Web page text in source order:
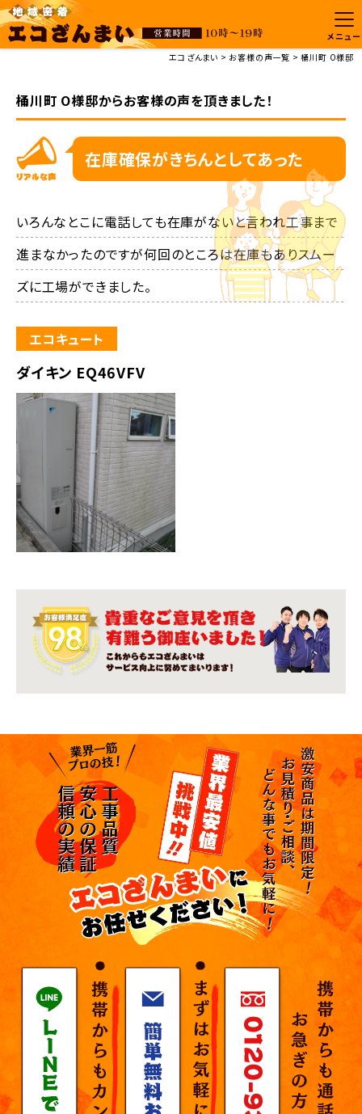
メニュー
エコざんまい
お客様の声一覧 桶川町 O様邸
桶川町 O様邸からお客様の声を頂きました！
在庫確保がきちんとしてあった
いろんなとこに電話しても在庫がないと言われ工事まで
進まなかったのですが何回のところは在庫もありスムー
ズに工場ができました。
エコキュート
ダイキン EQ46VFV